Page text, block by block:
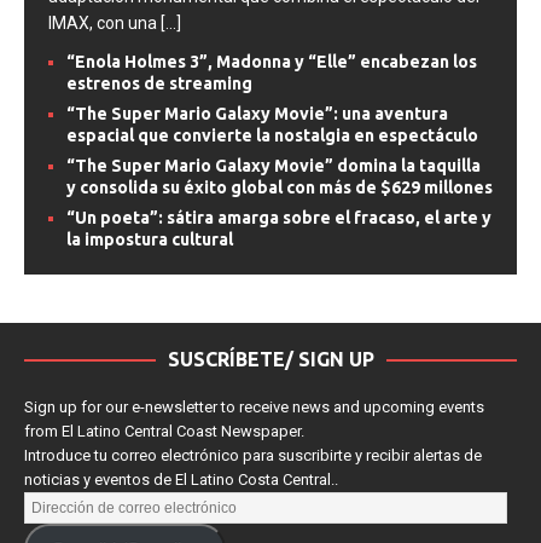
adaptación monumental que combina el espectáculo del
[...]
“Enola Holmes 3”, Madonna y “Elle” encabezan los
estrenos de streaming
“The Super Mario Galaxy Movie”: una aventura
espacial que convierte la nostalgia en espectáculo
“The Super Mario Galaxy Movie” domina la taquilla
y consolida su éxito global con más de $629 millones
“Un poeta”: sátira amarga sobre el fracaso, el arte y
la impostura cultural
SUSCRÍBETE/ SIGN UP
Sign up for our e-newsletter to receive news and upcoming events
from El Latino Central Coast Newspaper.
Introduce tu correo electrónico para suscribirte y recibir alertas de
noticias y eventos de El Latino Costa Central..